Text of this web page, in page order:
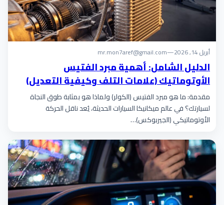
أبريل 14, 2026 —
mr.mon7aref@gmail.com
الدليل الشامل: أهمية مبرد الفتيس
الأوتوماتيك (علامات التلف وكيفية التعديل)
مقدمة: ما هو مبرد الفتيس (الكولر) ولماذا هو بمثابة طوق النجاة
لسيارتك؟ في عالم ميكانيكا السيارات الحديثة، يُعد ناقل الحركة
الأوتوماتيكي (الجيربوكس)…